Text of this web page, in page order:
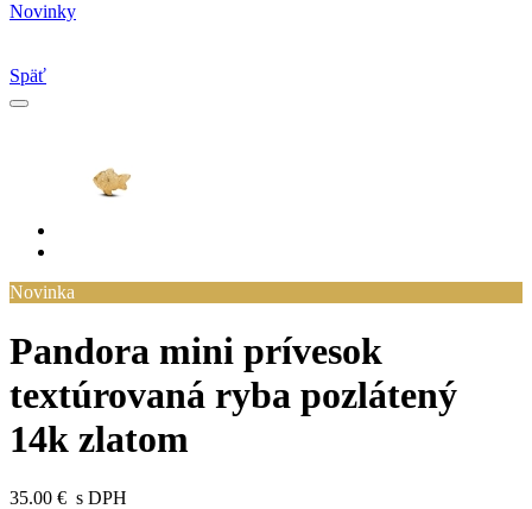
Novinky
Späť
Novinka
Pandora mini prívesok
textúrovaná ryba pozlátený
14k zlatom
35.00 € s DPH